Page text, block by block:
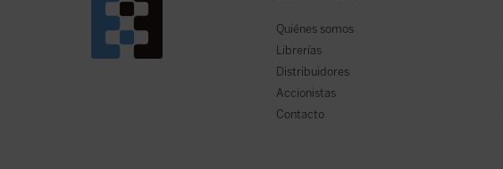
Quiénes somos
Librerías
Distribuidores
Accionistas
Contacto